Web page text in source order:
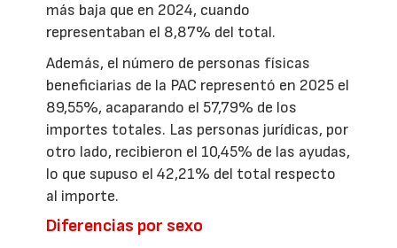
más baja que en 2024, cuando
representaban el 8,87% del total.
Además, el número de personas físicas
beneficiarias de la PAC representó en 2025 el
89,55%, acaparando el 57,79% de los
importes totales. Las personas jurídicas, por
otro lado, recibieron el 10,45% de las ayudas,
lo que supuso el 42,21% del total respecto
al importe.
Diferencias por sexo